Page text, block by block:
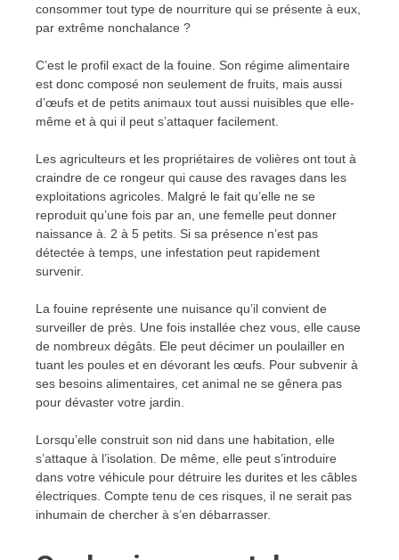
consommer tout type de nourriture qui se présente à eux,
par extrême nonchalance ?
C’est le profil exact de la fouine. Son régime alimentaire
est donc composé non seulement de fruits, mais aussi
d’œufs et de petits animaux tout aussi nuisibles que elle-
même et à qui il peut s’attaquer facilement.
Les agriculteurs et les propriétaires de volières ont tout à
craindre de ce rongeur qui cause des ravages dans les
exploitations agricoles. Malgré le fait qu’elle ne se
reproduit qu’une fois par an, une femelle peut donner
naissance à. 2 à 5 petits. Si sa présence n’est pas
détectée à temps, une infestation peut rapidement
survenir.
La fouine représente une nuisance qu’il convient de
surveiller de près. Une fois installée chez vous, elle cause
de nombreux dégâts. Ele peut décimer un poulailler en
tuant les poules et en dévorant les œufs. Pour subvenir à
ses besoins alimentaires, cet animal ne se gênera pas
pour dévaster votre jardin.
Lorsqu’elle construit son nid dans une habitation, elle
s’attaque à l’isolation. De même, elle peut s’introduire
dans votre véhicule pour détruire les durites et les câbles
électriques. Compte tenu de ces risques, il ne serait pas
inhumain de chercher à s’en débarrasser.